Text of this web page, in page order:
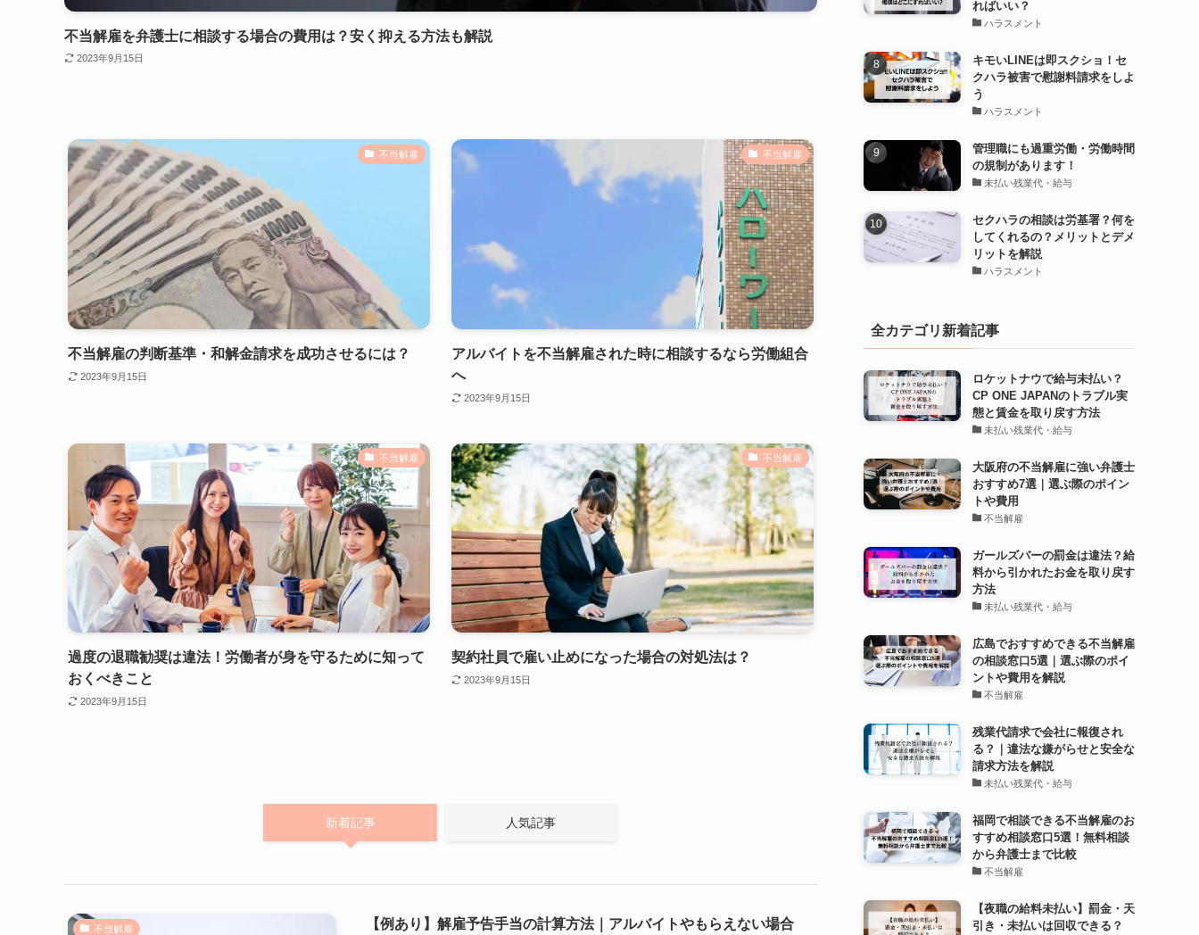
不当解雇を弁護士に相談する場合の費用は？安く抑える方法も解説
2023年9月15日
不当解雇
不当解雇の判断基準・和解金請求を成功させるには？
2023年9月15日
不当解雇
アルバイトを不当解雇された時に相談するなら労働組合
へ
2023年9月15日
不当解雇
過度の退職勧奨は違法！労働者が身を守るために知って
おくべきこと
2023年9月15日
不当解雇
契約社員で雇い止めになった場合の対処法は？
2023年9月15日
新着記事 人気記事
不当解雇
【例あり】解雇予告手当の計算方法｜アルバイトやもらえない場合
ればいい？
ハラスメント
キモいLINEは即スクショ！セ
クハラ被害で慰謝料請求をしよ
う
ハラスメント
管理職にも過重労働・労働時間
の規制があります！
未払い残業代・給与
セクハラの相談は労基署？何を
してくれるの？メリットとデメ
リットを解説
ハラスメント
全カテゴリ新着記事
ロケットナウで給与未払い？
CP ONE JAPANのトラブル実
態と賃金を取り戻す方法
未払い残業代・給与
大阪府の不当解雇に強い弁護士
おすすめ7選｜選ぶ際のポイン
トや費用
不当解雇
ガールズバーの罰金は違法？給
料から引かれたお金を取り戻す
方法
未払い残業代・給与
広島でおすすめできる不当解雇
の相談窓口5選｜選ぶ際のポイ
ントや費用を解説
不当解雇
残業代請求で会社に報復され
る？｜違法な嫌がらせと安全な
請求方法を解説
未払い残業代・給与
福岡で相談できる不当解雇のお
すすめ相談窓口5選！無料相談
から弁護士まで比較
不当解雇
【夜職の給料未払い】罰金・天
引き・未払いは回収できる？